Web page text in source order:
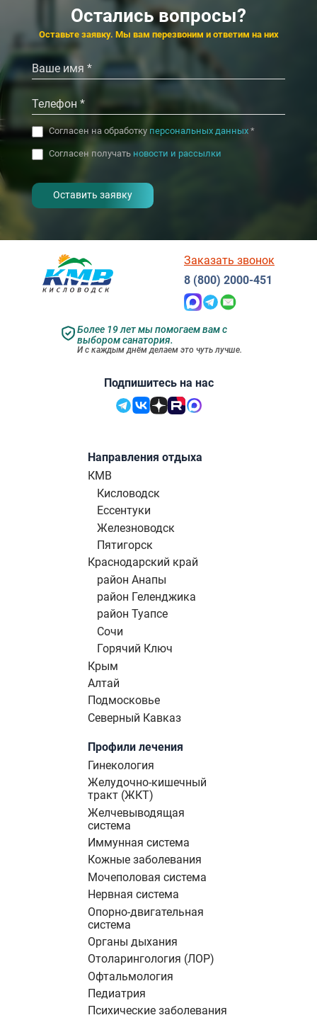
4.3
‹ ›
4.5 Евпатория 4.8
Остались вопросы?
Оставьте заявку. Мы вам перезвоним и ответим на них
Согласен на обработку персональных данных*
Согласен получать новости и рассылки
Подпишитесь на нас
Более 19 лет мы помогаем вам с
выбором санатория.
И с каждым днём делаем это чуть лучше.
Заказать звонок
8 (800) 2000-451
Направления отдыха
КМВ
Кисловодск
Ессентуки
Железноводск
Пятигорск
Краснодарский край
район Анапы
район Геленджика
район Туапсе
Сочи
Горячий Ключ
Крым
Алтай
Подмосковье
Северный Кавказ
Профили лечения
Гинекология
Желудочно-кишечный
тракт (ЖКТ)
Желчевыводящая
система
Иммунная система
Кожные заболевания
Мочеполовая система
Нервная система
Опорно-двигательная
система
Органы дыхания
Отоларингология (ЛОР)
Офтальмология
Педиатрия
Психические заболевания